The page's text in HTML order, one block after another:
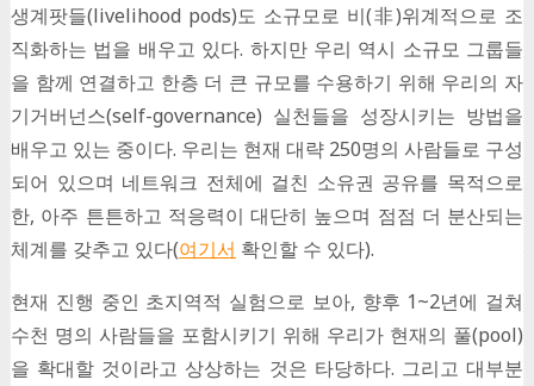
생계팟들(livelihood pods)도 소규모로 비(非)위계적으로 조
직화하는 법을 배우고 있다. 하지만 우리 역시 소규모 그룹들
을 함께 연결하고 한층 더 큰 규모를 수용하기 위해 우리의 자
기거버넌스(self-governance) 실천들을 성장시키는 방법을
배우고 있는 중이다. 우리는 현재 대략 250명의 사람들로 구성
되어 있으며 네트워크 전체에 걸친 소유권 공유를 목적으로
한, 아주 튼튼하고 적응력이 대단히 높으며 점점 더 분산되는
체계를 갖추고 있다(여기서 확인할 수 있다).
현재 진행 중인 초지역적 실험으로 보아, 향후 1~2년에 걸쳐
수천 명의 사람들을 포함시키기 위해 우리가 현재의 풀(pool)
을 확대할 것이라고 상상하는 것은 타당하다. 그리고 대부분